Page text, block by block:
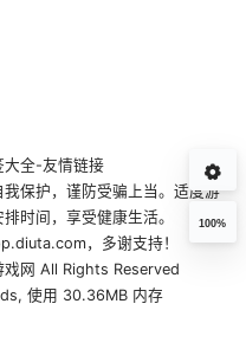
100%
大全-友情链接
保护，谨防受骗上当。适度游
时间，享受健康生活。
，多谢支持！
网 All Rights Reserved
使用 30.36MB 内存